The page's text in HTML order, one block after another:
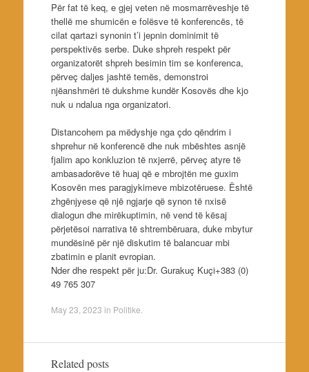
Për fat të keq, e gjej veten në mosmarrëveshje të
thellë me shumicën e folësve të konferencës, të
cilat qartazi synonin t’i jepnin dominimit të
perspektivës serbe. Duke shpreh respekt për
organizatorët shpreh besimin tim se konferenca,
përveç daljes jashtë temës, demonstroi
njëanshmëri të dukshme kundër Kosovës dhe kjo
nuk u ndalua nga organizatori.
Distancohem pa mëdyshje nga çdo qëndrim i
shprehur në konferencë dhe nuk mbështes asnjë
fjalim apo konkluzion të nxjerrë, përveç atyre të
ambasadorëve të huaj që e mbrojtën me guxim
Kosovën mes paragjykimeve mbizotëruese. Është
zhgënjyese që një ngjarje që synon të nxisë
dialogun dhe mirëkuptimin, në vend të kësaj
përjetësoi narrativa të shtrembëruara, duke mbytur
mundësinë për një diskutim të balancuar mbi
zbatimin e planit evropian.
Nder dhe respekt për ju:Dr. Gurakuç Kuçi+383 (0)
49 765 307
May 23, 2023 in Politike
Related posts